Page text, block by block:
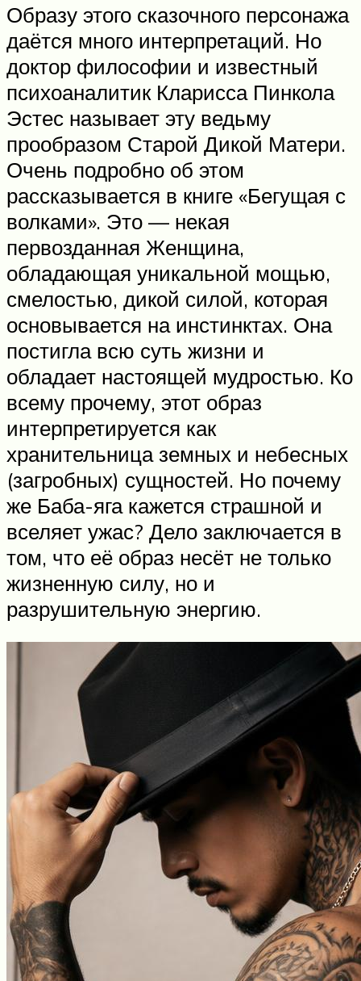
Образу этого сказочного персонажа
даётся много интерпретаций. Но
доктор философии и известный
психоаналитик Кларисса Пинкола
Эстес называет эту ведьму
прообразом Старой Дикой Матери.
Очень подробно об этом
рассказывается в книге «Бегущая с
волками». Это — некая
первозданная Женщина,
обладающая уникальной мощью,
смелостью, дикой силой, которая
основывается на инстинктах. Она
постигла всю суть жизни и
обладает настоящей мудростью. Ко
всему прочему, этот образ
интерпретируется как
хранительница земных и небесных
(загробных) сущностей. Но почему
же Баба-яга кажется страшной и
вселяет ужас? Дело заключается в
том, что её образ несёт не только
жизненную силу, но и
разрушительную энергию.